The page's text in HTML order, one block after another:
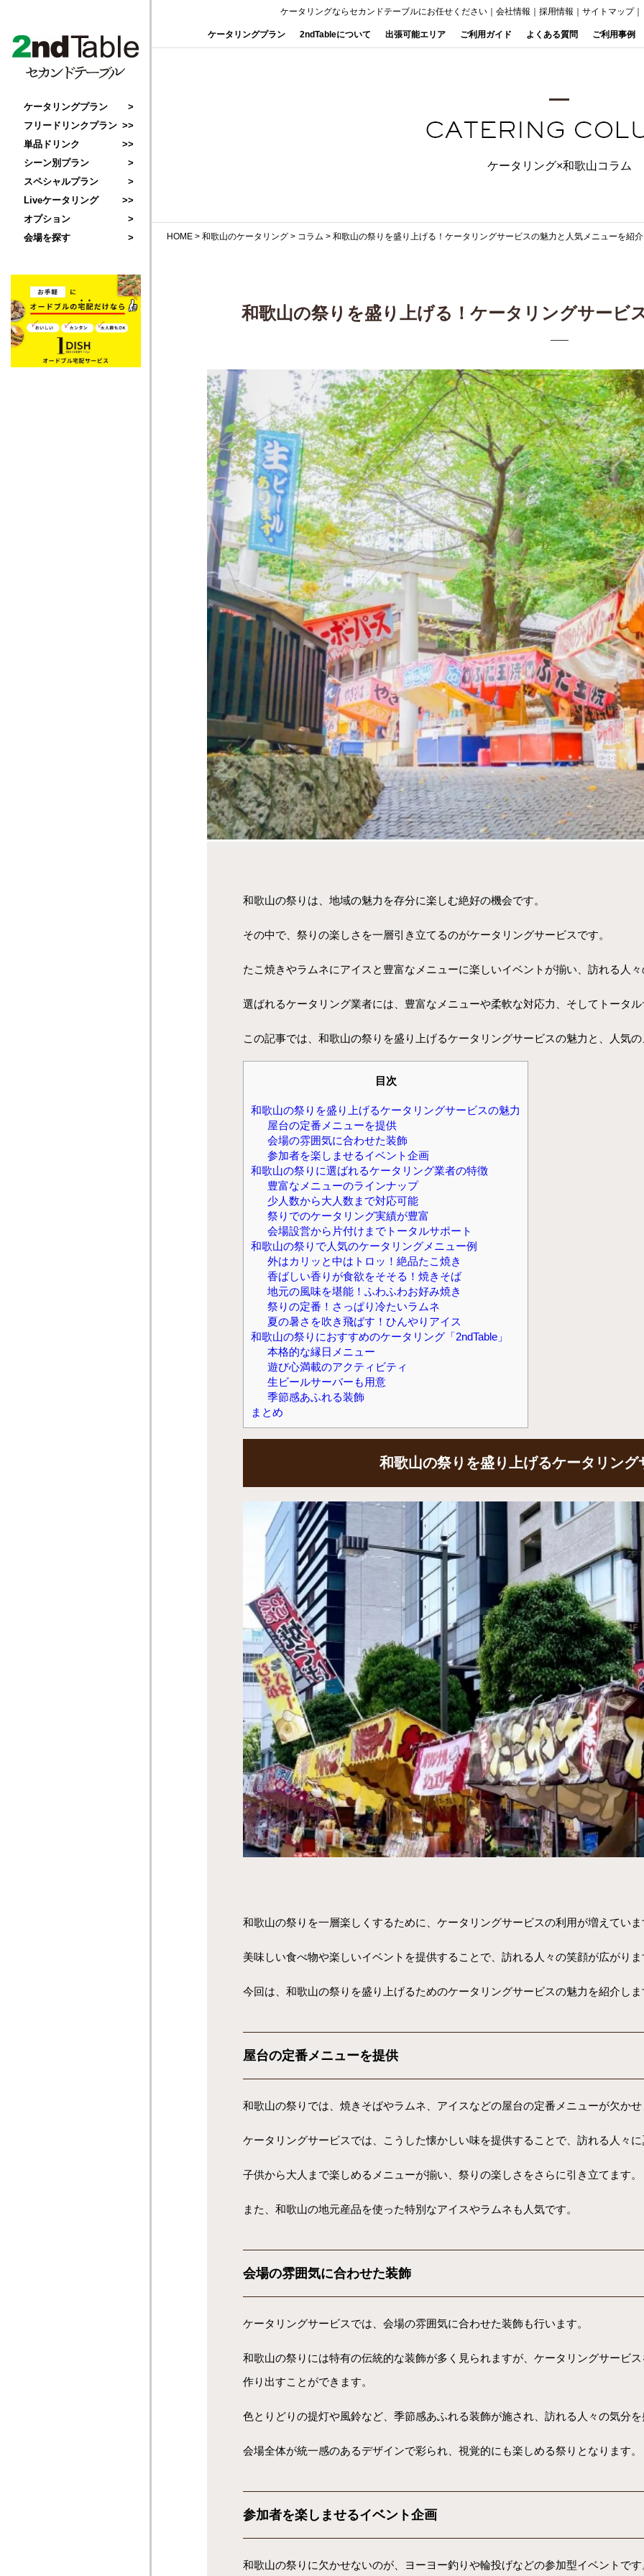
ケータリングならセカンドテーブルにお任せください 会社情報 採用情報 サイトマップ｜
ケータリングプラン 2ndTableについて 出張可能エリア ご利用ガイド よくある質問 ご利用事例
ケータリングプラン
フリードリンクプラン
単品ドリンク
シーン別プラン
スペシャルプラン
Liveケータリング
オプション
会場を探す
ケータリング×和歌山コラム
HOME > 和歌山のケータリング > コラム > 和歌山の祭りを盛り上げる！ケータリングサービスの魅力と人気メニューを紹介
和歌山の祭りを盛り上げる！ケータリングサービ
和歌山の祭りは、地域の魅力を存分に楽しむ絶好の機会です。
その中で、祭りの楽しさを一層引き立てるのがケータリングサービスです。
たこ焼きやラムネにアイスと豊富なメニューに楽しいイベントが揃い、訪れる人
選ばれるケータリング業者には、豊富なメニューや柔軟な対応力、そしてトータ
この記事では、和歌山の祭りを盛り上げるケータリングサービスの魅力と、人気
目次
和歌山の祭りを盛り上げるケータリングサービスの魅力
屋台の定番メニューを提供
会場の雰囲気に合わせた装飾
参加者を楽しませるイベント企画
和歌山の祭りに選ばれるケータリング業者の特徴
豊富なメニューのラインナップ
少人数から大人数まで対応可能
祭りでのケータリング実績が豊富
会場設営から片付けまでトータルサポート
和歌山の祭りで人気のケータリングメニュー例
外はカリッと中はトロッ！絶品たこ焼き
香ばしい香りが食欲をそそる！焼きそば
地元の風味を堪能！ふわふわお好み焼き
祭りの定番！さっぱり冷たいラムネ
夏の暑さを吹き飛ばす！ひんやりアイス
和歌山の祭りにおすすめのケータリング「2ndTable」
本格的な縁日メニュー
遊び心満載のアクティビティ
生ビールサーバーも用意
季節感あふれる装飾
まとめ
和歌山の祭りを盛り上げるケータリング
和歌山の祭りを一層楽しくするために、ケータリングサービスの利用が増えてい
美味しい食べ物や楽しいイベントを提供することで、訪れる人々の笑顔が広がり
今回は、和歌山の祭りを盛り上げるためのケータリングサービスの魅力を紹介し
屋台の定番メニューを提供
和歌山の祭りでは、焼きそばやラムネ、アイスなどの屋台の定番メニューが欠か
ケータリングサービスでは、こうした懐かしい味を提供することで、訪れる人々
子供から大人まで楽しめるメニューが揃い、祭りの楽しさをさらに引き立てます。
また、和歌山の地元産品を使った特別なアイスやラムネも人気です。
会場の雰囲気に合わせた装飾
ケータリングサービスでは、会場の雰囲気に合わせた装飾も行います。
和歌山の祭りには特有の伝統的な装飾が多く見られますが、ケータリングサービ
作り出すことができます。
色とりどりの提灯や風鈴など、季節感あふれる装飾が施され、訪れる人々の気分
会場全体が統一感のあるデザインで彩られ、視覚的にも楽しめる祭りとなります。
参加者を楽しませるイベント企画
和歌山の祭りに欠かせないのが、ヨーヨー釣りや輪投げなどの参加型イベントです